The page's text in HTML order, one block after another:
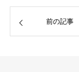
前の記事